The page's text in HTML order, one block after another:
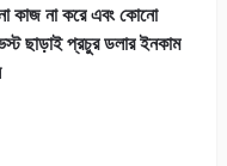
কাজ না করে এবং কোনো
ছাড়াই প্রচুর ডলার ইনকাম